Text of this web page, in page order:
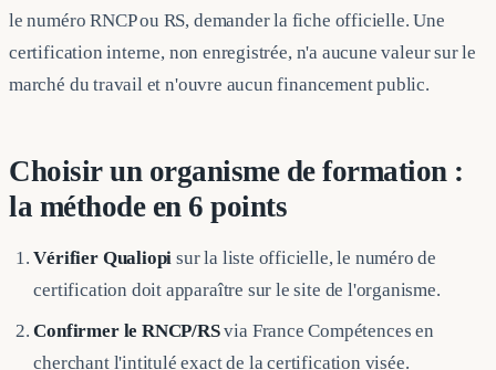
le numéro RNCP ou RS, demander la fiche officielle. Une
certification interne, non enregistrée, n'a aucune valeur sur le
marché du travail et n'ouvre aucun financement public.
Choisir un organisme de formation :
la méthode en 6 points
Vérifier Qualiopi sur la liste officielle, le numéro de
certification doit apparaître sur le site de l'organisme.
Confirmer le RNCP/RSvia France Compétences en
cherchant l'intitulé exact de la certification visée.